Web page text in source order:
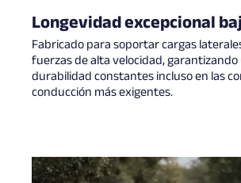
Longevidad excepcional
Fabricado para soportar cargas
fuerzas de alta velocidad,
durabilidad constantes incluso en las
conducción más exigentes.